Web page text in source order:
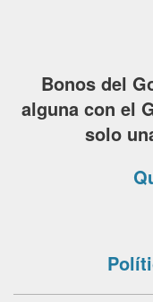
Bonos del
alguna con el
solo